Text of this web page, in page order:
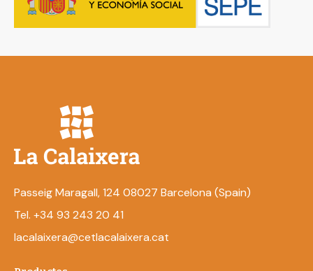
Passeig Maragall, 124 08027 Barcelona (Spain)
Tel. +34 93 243 20 41
lacalaixera@cetlacalaixera.cat